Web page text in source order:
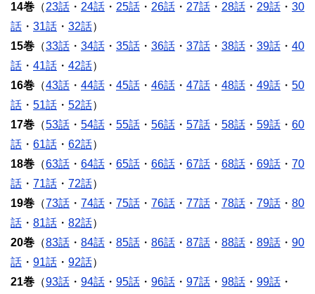
14巻 （23話 ・ 24話 ・ 25話 ・ 26話 ・ 27話 ・ 28話 ・ 29話 ・ 30
話 ・ 31話 ・ 32話）
15巻 （33話 ・ 34話 ・ 35話 ・ 36話 ・ 37話 ・ 38話 ・ 39話 ・ 40
話 ・ 41話 ・ 42話）
16巻 （43話 ・ 44話 ・ 45話 ・ 46話 ・ 47話 ・ 48話 ・ 49話 ・ 50
話 ・ 51話 ・ 52話）
17巻 （53話 ・ 54話 ・ 55話 ・ 56話 ・ 57話 ・ 58話 ・ 59話 ・ 60
話 ・ 61話 ・ 62話）
18巻 （63話 ・ 64話 ・ 65話 ・ 66話 ・ 67話 ・ 68話 ・ 69話 ・ 70
話 ・ 71話 ・ 72話）
19巻 （73話 ・ 74話 ・ 75話 ・ 76話 ・ 77話 ・ 78話 ・ 79話 ・ 80
話 ・ 81話 ・ 82話）
20巻 （83話 ・ 84話 ・ 85話 ・ 86話 ・ 87話 ・ 88話 ・ 89話 ・ 90
話 ・ 91話 ・ 92話）
21巻 （93話 ・ 94話 ・ 95話 ・ 96話 ・ 97話 ・ 98話 ・ 99話 ・